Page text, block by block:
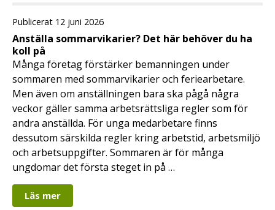
Publicerat 12 juni 2026
Anställa sommarvikarier? Det här behöver du ha
koll på
Många företag förstärker bemanningen under
sommaren med sommarvikarier och feriearbetare.
Men även om anställningen bara ska pågå några
veckor gäller samma arbetsrättsliga regler som för
andra anställda. För unga medarbetare finns
dessutom särskilda regler kring arbetstid, arbetsmiljö
och arbetsuppgifter. Sommaren är för många
ungdomar det första steget in på …
Läs mer